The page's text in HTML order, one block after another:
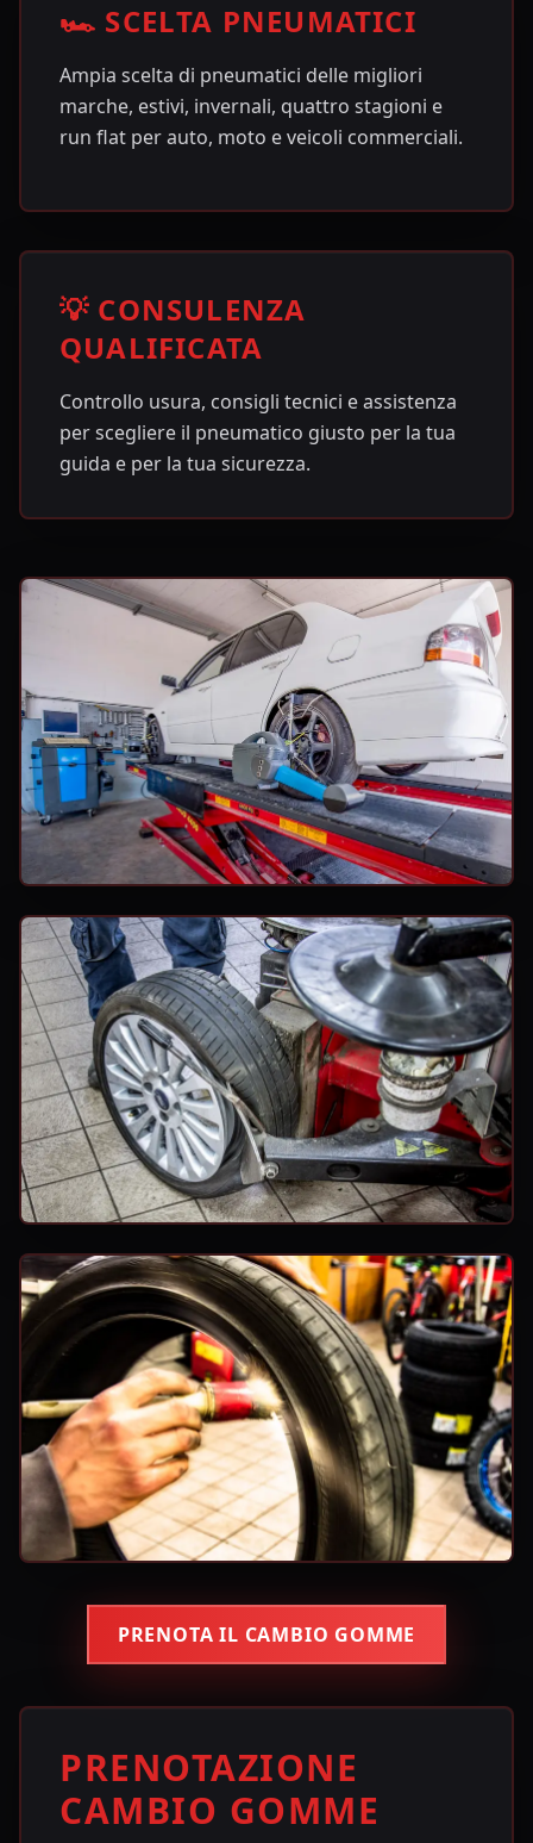
🏎️ SCELTA PNEUMATICI
Ampia scelta di pneumatici delle migliori
marche, estivi, invernali, quattro stagioni e
run flat per auto, moto e veicoli commerciali.
💡 CONSULENZA
QUALIFICATA
Controllo usura, consigli tecnici e assistenza
per scegliere il pneumatico giusto per la tua
guida e per la tua sicurezza.
PRENOTA IL CAMBIO GOMME
PRENOTAZIONE
CAMBIO GOMME